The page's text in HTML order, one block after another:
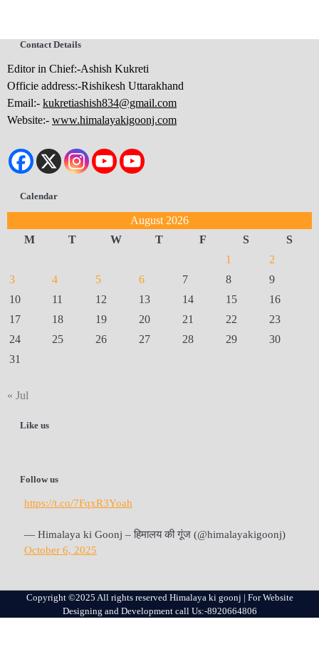
Contact Details
Editor in Chief:-Ashish Kukreti
Officie address:-Rishikesh Uttarakhand
Email:- kukretiashish834@gmail.com
Website:- www.himalayakigoonj.com
Calendar
August 2026
M
T W T F S
S
1
2
3
4 5 6 7 8
9
10
11 12 13 14 15
16
17
18 19 20 21 22
23
24
25 26 27 28 29
30
31
« Jul
Like us
Follow us
https://t.co/7FqxR3Yoah
— Himalaya ki Goonj – हिमालय की गूंज (@himalayakigoonj)
October 6, 2025
Copyright ©2025 All rights reserved Himalaya ki goonj | For Website
Designing and Development call Us:-8920664806